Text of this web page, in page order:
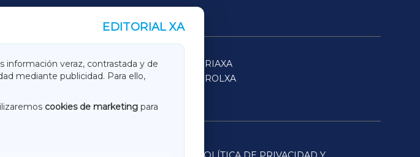
EDITORIAL XA
información veraz, contrastada y de
mediante publicidad. Para ello,
cookies de marketing para
TERRACHAXA
SARRIAXA
ACORUÑAXA
FERROLXA